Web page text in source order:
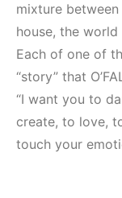
mixture
house, the
Each of one of
“story” that
“I want you to
create, to love,
touch your